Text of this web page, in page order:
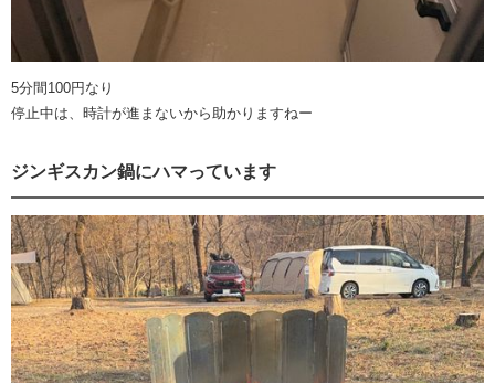
5分間100円なり
停止中は、時計が進まないから助かりますねー
ジンギスカン鍋にハマっています